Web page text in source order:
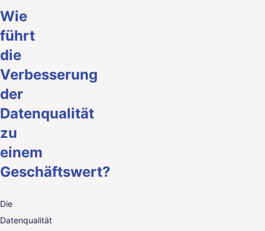
Wie
führt
die
Verbesserung
der
Datenqualität
zu
einem
Geschäftswert?
Die
Datenqualität